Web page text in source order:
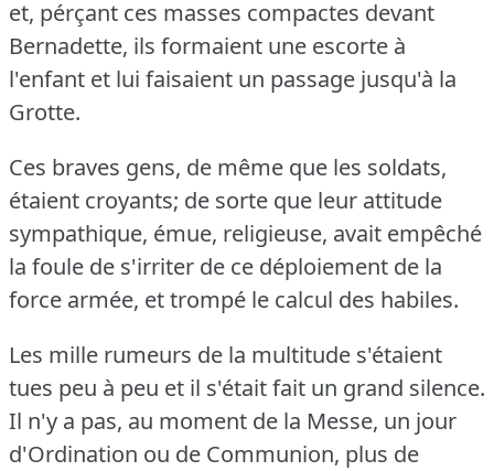
et, pérçant ces masses compactes devant
Bernadette, ils formaient une escorte à
l'enfant et lui faisaient un passage jusqu'à la
Grotte.
Ces braves gens, de même que les soldats,
étaient croyants; de sorte que leur attitude
sympathique, émue, religieuse, avait empêché
la foule de s'irriter de ce déploiement de la
force armée, et trompé le calcul des habiles.
Les mille rumeurs de la multitude s'étaient
tues peu à peu et il s'était fait un grand silence.
Il n'y a pas, au moment de la Messe, un jour
d'Ordination ou de Communion, plus de